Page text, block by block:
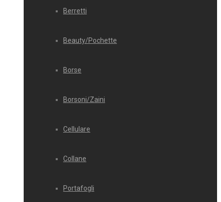
Berretti
Beauty/Pochette
Borse
Borsoni/Zaini
Cellulare
Collane
Portafogli